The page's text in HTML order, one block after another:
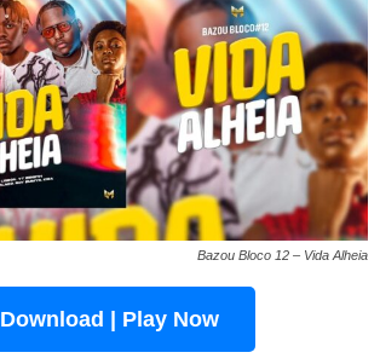
Bazou Bloco 12 – Vida Alheia
Download | Play Now